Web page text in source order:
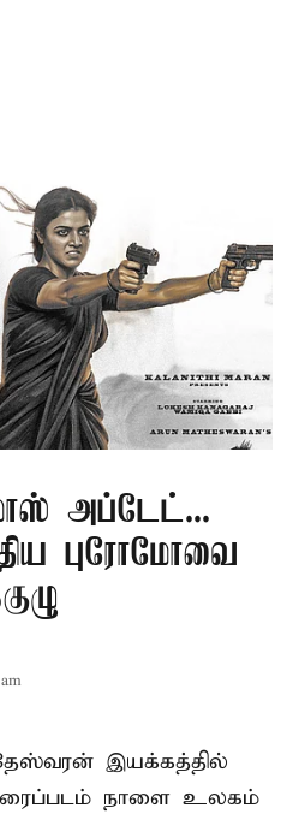
அப்டேட்...
புரோமோவை
இயக்கத்தில்
நாளை உலகம்